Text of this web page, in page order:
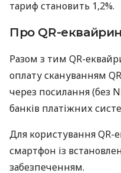
тариф становить 1,2%.
Про QR-
Разом з тим QR-
оплату скануванням
через посилання (без
банків платіжних
Для користування
смартфон із
забезпеченням.